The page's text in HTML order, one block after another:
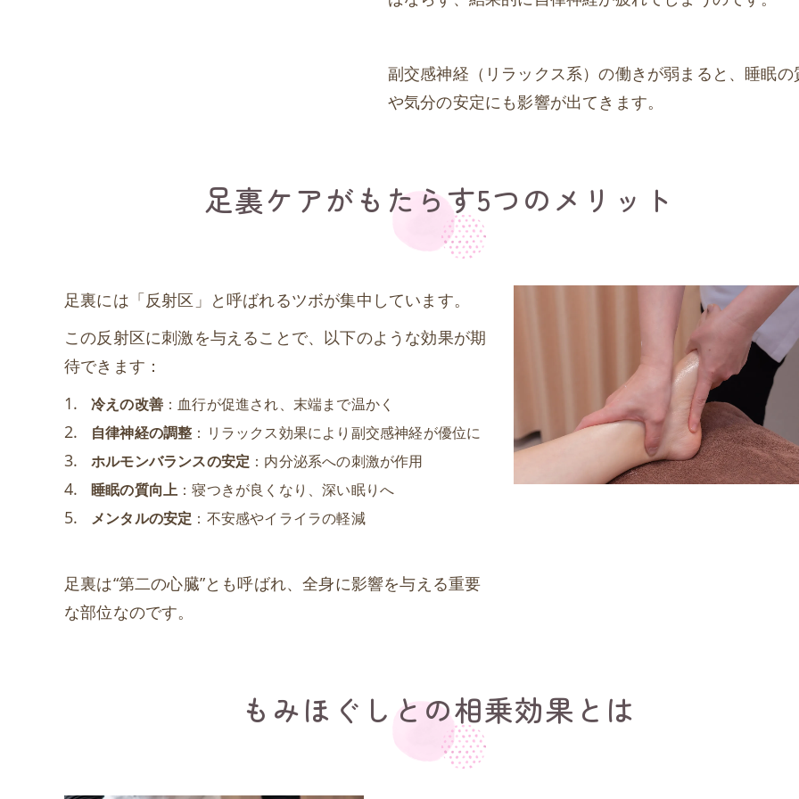
副交感神経（リラックス系）の働きが弱まると、睡眠の
や気分の安定にも影響が出てきます。
足裏ケアがもたらす5つのメリット
足裏には「反射区」と呼ばれるツボが集中しています。
この反射区に刺激を与えることで、以下のような効果が期
待できます：
冷えの改善 ：血行が促進され、末端まで温かく
自律神経の調整 ：リラックス効果により副交感神経が優位に
ホルモンバランスの安定 ：内分泌系への刺激が作用
睡眠の質向上 ：寝つきが良くなり、深い眠りへ
メンタルの安定 ：不安感やイライラの軽減
足裏は“第二の心臓”とも呼ばれ、全身に影響を与える重要
な部位なのです。
もみほぐしとの相乗効果とは